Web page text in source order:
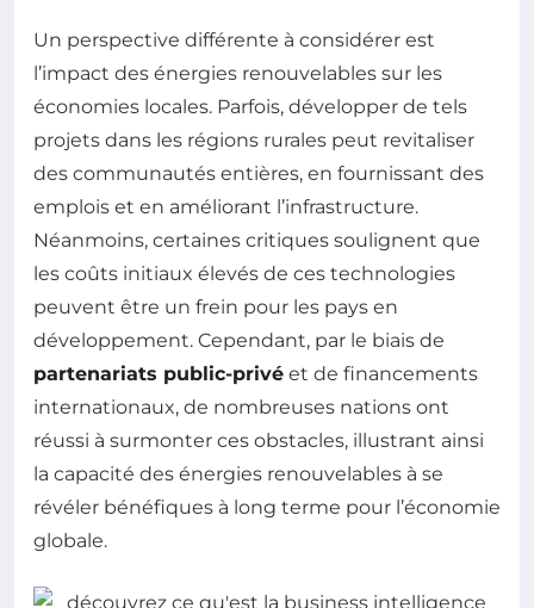
Un perspective différente à considérer est
l’impact des énergies renouvelables sur les
économies locales. Parfois, développer de tels
projets dans les régions rurales peut revitaliser
des communautés entières, en fournissant des
emplois et en améliorant l’infrastructure.
Néanmoins, certaines critiques soulignent que
les coûts initiaux élevés de ces technologies
peuvent être un frein pour les pays en
développement. Cependant, par le biais de
partenariats public-privé et de financements
internationaux, de nombreuses nations ont
réussi à surmonter ces obstacles, illustrant ainsi
la capacité des énergies renouvelables à se
révéler bénéfiques à long terme pour l’économie
globale.